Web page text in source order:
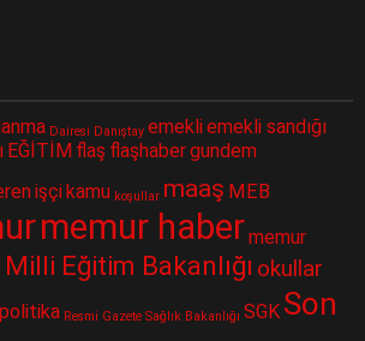
Dairesi Danıştay emekliemekli sandığı
EĞİTİM flaş flaşhabergundem
işçikamu koşullar maaş MEB
memur habermemur
Milli Eğitim Bakanlığı okullar
politika Resmi Gazete Sağlık Bakanlığı SGK Son